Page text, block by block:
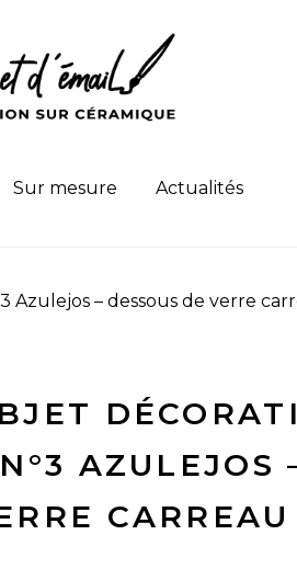
Sur mesure Actualités
Azulejos – dessous de verre
AZULEJOS